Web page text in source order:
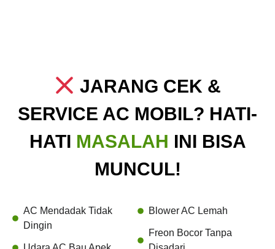
JARANG CEK &
SERVICE AC MOBIL? HATI-
HATI MASALAH INI BISA
MUNCUL!
AC Mendadak Tidak
Dingin
Blower AC Lemah
Freon Bocor Tanpa